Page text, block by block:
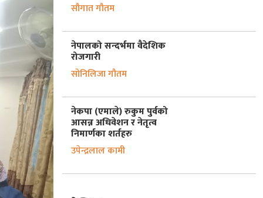
सौगात गौतम
नेपालको सन्दर्भमा वैदेशिक
रोजगारी
सोनिलिजा गौतम
नेकपा (एमाले) रुकुम पुर्वको
आसन्न अधिवेशन र नेतृत्व
निमार्णका शर्तहरु
उपेन्द्रलाल कामी